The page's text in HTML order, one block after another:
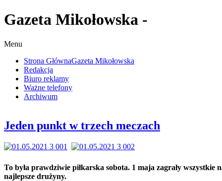
Gazeta Mikołowska -
Menu
Strona GłównaGazeta Mikołowska
Redakcja
Biuro reklamy
Ważne telefony
Archiwum
Jeden punkt w trzech meczach
To była prawdziwie piłkarska sobota. 1 maja zagrały wszystkie
najlepsze drużyny.